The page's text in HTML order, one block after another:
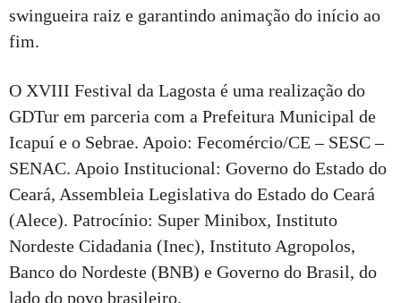
swingueira raiz e garantindo animação do início ao
fim.
O XVIII Festival da Lagosta é uma realização do
GDTur em parceria com a Prefeitura Municipal de
Icapuí e o Sebrae. Apoio: Fecomércio/CE – SESC –
SENAC. Apoio Institucional: Governo do Estado do
Ceará, Assembleia Legislativa do Estado do Ceará
(Alece). Patrocínio: Super Minibox, Instituto
Nordeste Cidadania (Inec), Instituto Agropolos,
Banco do Nordeste (BNB) e Governo do Brasil, do
lado do povo brasileiro.